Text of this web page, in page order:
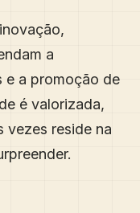
a
e a promoção de
é valorizada,
vezes reside na